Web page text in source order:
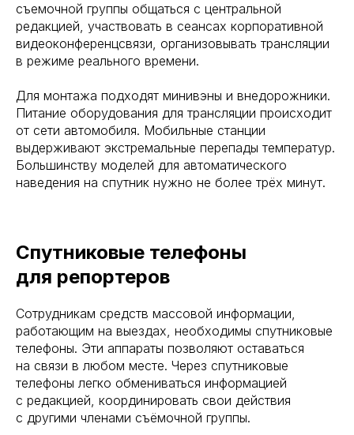
съемочной группы общаться с центральной
редакцией, участвовать в сеансах корпоративной
видеоконференцсвязи, организовывать трансляции
в режиме реального времени.
Для монтажа подходят минивэны и внедорожники.
Питание оборудования для трансляции происходит
от сети автомобиля. Мобильные станции
выдерживают экстремальные перепады температур.
Большинству моделей для автоматического
наведения на спутник нужно не более трёх минут.
Спутниковые телефоны
для репортеров
Сотрудникам средств массовой информации,
работающим на выездах, необходимы спутниковые
телефоны. Эти аппараты позволяют оставаться
на связи в любом месте. Через спутниковые
телефоны легко обмениваться информацией
с редакцией, координировать свои действия
с другими членами съёмочной группы.